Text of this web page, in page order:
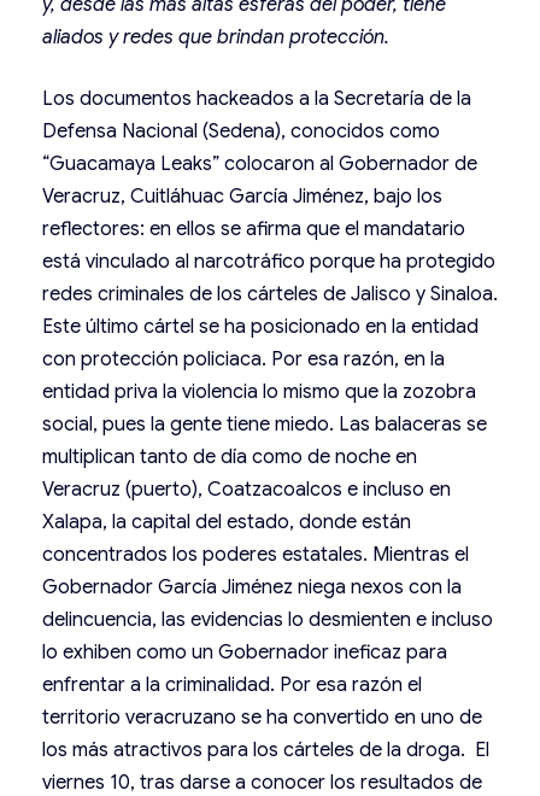
y, desde las más altas esferas del poder, tiene
aliados y redes que brindan protección.
Los documentos hackeados a la Secretaría de la
Defensa Nacional (Sedena), conocidos como
“Guacamaya Leaks” colocaron al Gobernador de
Veracruz, Cuitláhuac García Jiménez, bajo los
reflectores: en ellos se afirma que el mandatario
está vinculado al narcotráfico porque ha protegido
redes criminales de los cárteles de Jalisco y Sinaloa.
Este último cártel se ha posicionado en la entidad
con protección policiaca. Por esa razón, en la
entidad priva la violencia lo mismo que la zozobra
social, pues la gente tiene miedo. Las balaceras se
multiplican tanto de día como de noche en
Veracruz (puerto), Coatzacoalcos e incluso en
Xalapa, la capital del estado, donde están
concentrados los poderes estatales. Mientras el
Gobernador García Jiménez niega nexos con la
delincuencia, las evidencias lo desmienten e incluso
lo exhiben como un Gobernador ineficaz para
enfrentar a la criminalidad. Por esa razón el
territorio veracruzano se ha convertido en uno de
los más atractivos para los cárteles de la droga. El
viernes 10, tras darse a conocer los resultados de